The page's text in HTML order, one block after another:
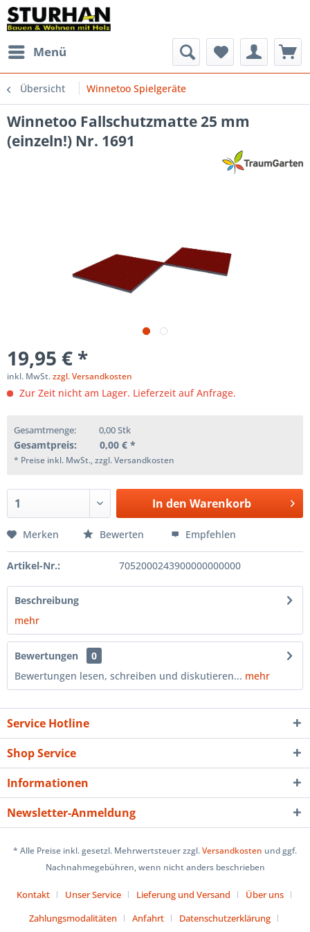
Menü
Übersicht Winnetoo Spielgeräte
Winnetoo Fallschutzmatte 25 mm
(einzeln!) Nr. 1691
19,95 € *
inkl. MwSt.zzgl. Versandkosten
Zur Zeit nicht am Lager. Lieferzeit auf Anfrage.
Gesamtmenge: 0,00Stk
Gesamtpreis: 0,00 € *
* Preise inkl. MwSt., zzgl. Versandkosten
In den Warenkorb
Merken Bewerten Empfehlen
Artikel-Nr.: 7052000243900000000000
Beschreibung
mehr
Bewertungen
0
Bewertungen lesen, schreiben und diskutieren... mehr
Service Hotline
Shop Service
Informationen
Newsletter-Anmeldung
* Alle Preise inkl. gesetzl. Mehrwertsteuer zzgl.Versandkosten und ggf.
Nachnahmegebühren, wenn nicht anders beschrieben
Kontakt Unser Service Lieferung und Versand
Über uns
Zahlungsmodalitäten
Anfahrt Datenschutzerklärung